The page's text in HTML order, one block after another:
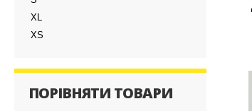
XL
XS
ПОРІВНЯТИ ТОВАРИ